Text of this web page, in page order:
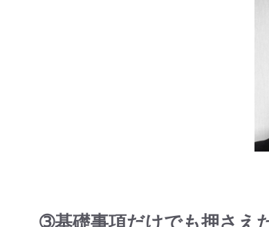
➂基礎事項だけでも押さえ